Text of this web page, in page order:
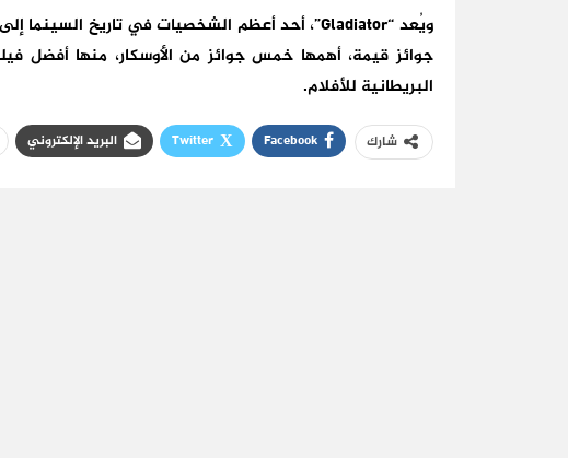
جوائز قيمة، أهمها خمس جوائز من الأوسكار، منها أفضل
البريطانية للأفلام.
شارك Facebook
Twitter البريد الإلكتروني